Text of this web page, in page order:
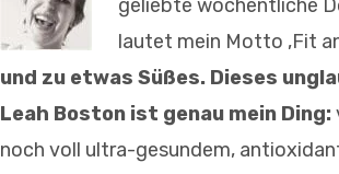
geliebte wöchentliche
lautet mein Motto ‚Fit
und zu etwas Süßes. Dieses
Leah Boston ist genau mein Ding:
noch voll ultra-gesundem,